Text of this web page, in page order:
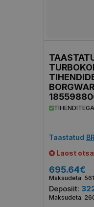
TIHENDITEGA
Taastatud
Laost
695.64€
Maksudeta:
Deposiit:
Maksudeta: